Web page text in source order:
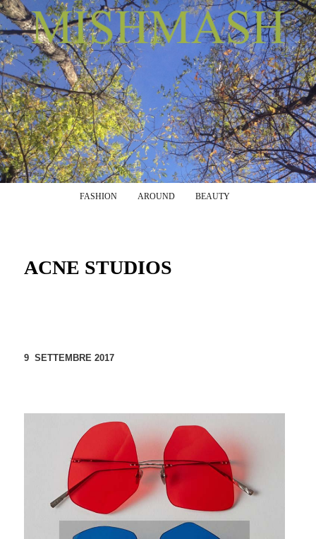
Vai al contenuto principale
Vai al contenuto secondario
FASHION AROUND BEAUTY
ACNE STUDIOS
9 SETTEMBRE 2017